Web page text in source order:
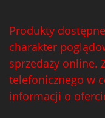
Produkty
charakter
sprzedaży online.
telefonicznego w
informacji o